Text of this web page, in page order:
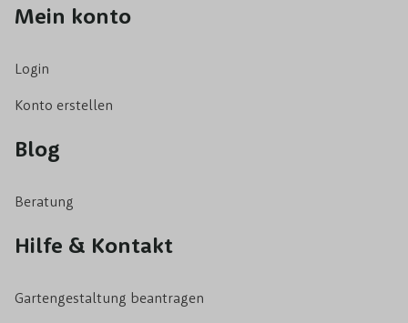
Mein konto
Login
Konto erstellen
Blog
Beratung
Hilfe & Kontakt
Gartengestaltung beantragen